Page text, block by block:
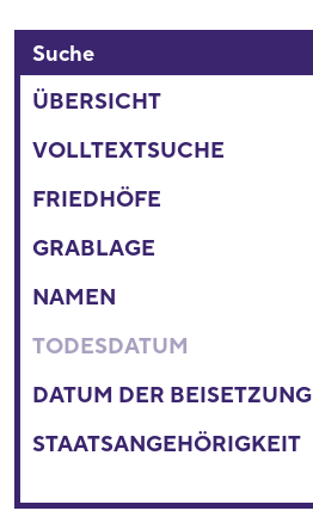
Suche
ÜBERSICHT
VOLLTEXTSUCHE
FRIEDHÖFE
GRABLAGE
NAMEN
TODESDATUM
DATUM DER BEISETZUNG
STAATSANGEHÖRIGKEIT